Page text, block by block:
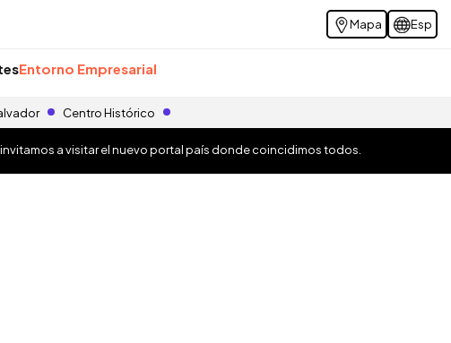
Mapa Esp
Entorno Empresarial
Centro Histórico
invitamos a visitar el nuevo portal país donde coincidimos todos.